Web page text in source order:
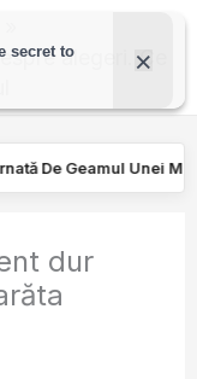
alegeri. Ce
Turiştilor
dur